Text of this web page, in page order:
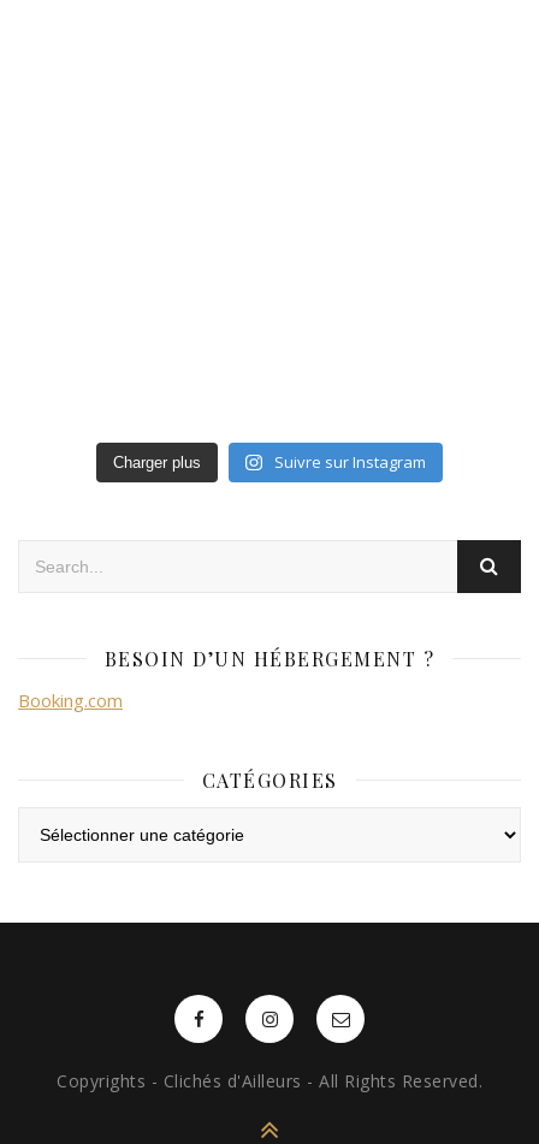
Charger plus Suivre sur Instagram
BESOIN D’UN HÉBERGEMENT ?
Booking.com
CATÉGORIES
Copyrights - Clichés d'Ailleurs - All Rights Reserved.